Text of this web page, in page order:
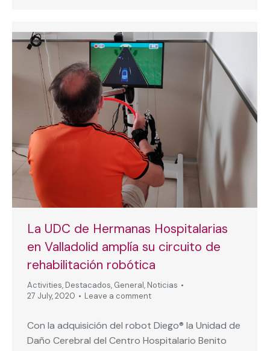
La UDC de Hermanas Hospitalarias
en Valladolid amplía su circuito de
rehabilitación robótica
Activities, Destacados, General, Noticias
27 July, 2020
Leave a comment
Con la adquisición del robot Diego® la Unidad de
Daño Cerebral del Centro Hospitalario Benito